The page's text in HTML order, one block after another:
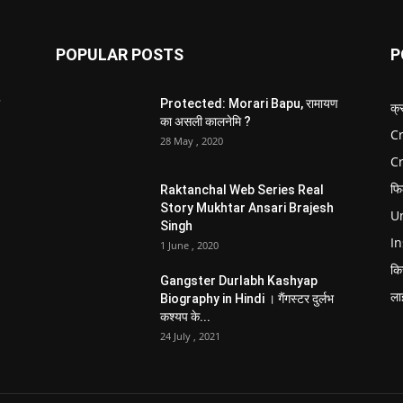
POPULAR POSTS
Protected: Morari Bapu, रामायण
का असली कालनेमि ?
28 May , 2020
Raktanchal Web Series Real
Story Mukhtar Ansari Brajesh
Singh
1 June , 2020
Gangster Durlabh Kashyap
Biography in Hindi । गैंगस्टर दुर्लभ
कश्यप के...
24 July , 2021